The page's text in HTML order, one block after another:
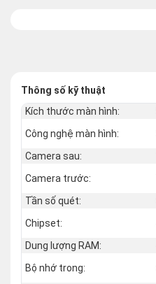
Thông số kỹ thuật
Kích thước màn hình:
Công nghệ màn hình:
Camera sau:
Camera trước:
Tần số quét:
Chipset:
Dung lượng RAM:
Bộ nhớ trong: